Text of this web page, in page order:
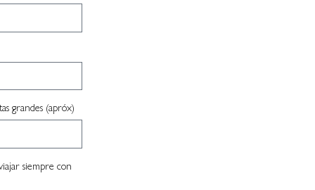
grandes (apróx)
siempre con